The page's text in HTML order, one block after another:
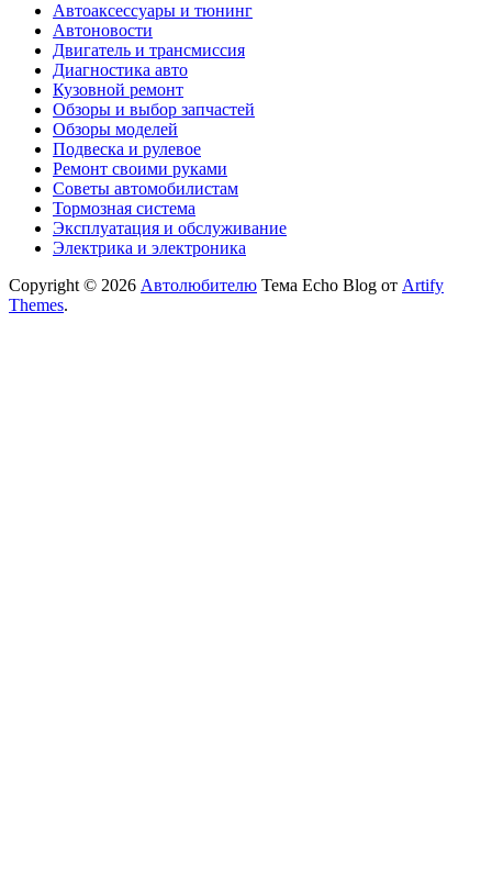
Автоаксессуары и тюнинг
Автоновости
Двигатель и трансмиссия
Диагностика авто
Кузовной ремонт
Обзоры и выбор запчастей
Обзоры моделей
Подвеска и рулевое
Ремонт своими руками
Советы автомобилистам
Тормозная система
Эксплуатация и обслуживание
Электрика и электроника
Copyright © 2026 Автолюбителю Тема Echo Blog от Artify
Themes.